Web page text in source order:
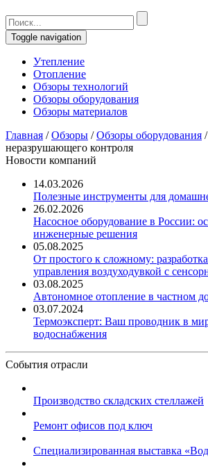
Toggle navigation
Утепление
Отопление
Обзоры технологий
Обзоры оборудования
Обзоры материалов
Главная /Обзоры /Обзоры оборудования /
неразрушающего контроля
Новости компаний
14.03.2026
Полезные инструменты для
26.02.2026
Насосное оборудование в России:
инженерные решения
05.08.2025
От простого к сложному:
управления воздуходувкой с
03.08.2025
Автономное отопление в частном
03.07.2024
Термоэксперт: Ваш проводник в
водоснабжения
События отрасли
Производство складских стеллажей
Ремонт офисов под ключ
Специализированная выставка